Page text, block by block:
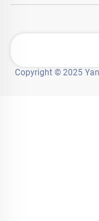
Copyright © 2025